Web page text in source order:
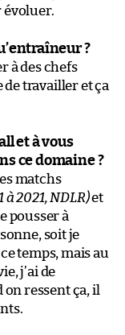
évoluer.
?
à des chefs
travailler et ça
et à vous
ce domaine ?
matchs
à 2021, NDLR)et
pousser à
soit je
ce temps, mais au
j’ai de
on ressent ça, il